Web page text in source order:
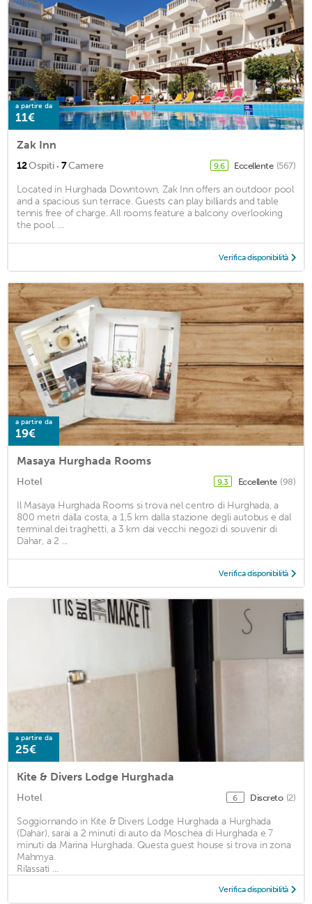
a partire da
11€
Zak Inn
12Ospiti · 7Camere 9,6 Eccellente (567)
Located in Hurghada Downtown, Zak Inn offers an outdoor pool
and a spacious sun terrace. Guests can play billiards and table
tennis free of charge. All rooms feature a balcony overlooking
the pool. ...
Verifica disponibilità
a partire da
19€
Masaya Hurghada Rooms
Hotel 9,3 Eccellente (98)
Il Masaya Hurghada Rooms si trova nel centro di Hurghada, a
800 metri dalla costa, a 1,5 km dalla stazione degli autobus e dal
terminal dei traghetti, a 3 km dai vecchi negozi di souvenir di
Dahar, a 2 ...
Verifica disponibilità
a partire da
25€
Kite & Divers Lodge Hurghada
Hotel 6 Discreto (2)
Soggiornando in Kite & Divers Lodge Hurghada a Hurghada
(Dahar), sarai a 2 minuti di auto da Moschea di Hurghada e 7
minuti da Marina Hurghada. Questa guest house si trova in zona
Mahmya.
Rilassati ...
Verifica disponibilità